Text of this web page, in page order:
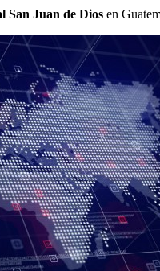
San Juan de Dios en